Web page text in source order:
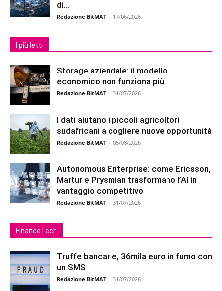
di...
Redazione BitMAT - 17/06/2026
I più letti
Storage aziendale: il modello
economico non funziona più
Redazione BitMAT - 31/07/2026
I dati aiutano i piccoli agricoltori
sudafricani a cogliere nuove opportunità
Redazione BitMAT - 05/08/2026
Autonomous Enterprise: come Ericsson,
Martur e Prysmian trasformano l’AI in
vantaggio competitivo
Redazione BitMAT - 31/07/2026
FinanceTech
Truffe bancarie, 36mila euro in fumo con
un SMS
Redazione BitMAT - 31/07/2026